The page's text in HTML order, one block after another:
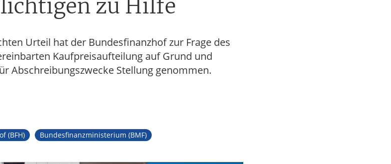
zu Hilfe
Urteil hat der Bundesfinanzhof zur Frage des
Kaufpreisaufteilung auf Grund und
Abschreibungszwecke Stellung genommen.
(BFH) Bundesfinanzministerium (BMF)